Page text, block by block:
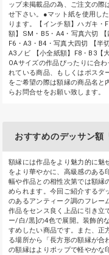
ップ未掲載品の為、ご注文の
せ下さい。●マット紙を使用し
ります。【インチ額】ハガキ
額】SM・B5・A4・写真六切 【
F6・A3・B4・写真大四切 【半
A3ノビ 【小全紙額】F8・B3【
OAサイズの作品ぴったりに合
れている商品、もしくはポスタ
をご希望の際は額縁の商品名と
らお問合せをお願い致します。
おすすめのデッサン額
額縁には作品をより魅力的に魅
をより華やかに、高級感のある
幅や作品との相性次第では額縁
められます。今回ご紹介するデ
のあるアンティーク調のフレー
作品をセンス良く上品に引き立
ー/白/黒]の4色で展開。装飾的
すめしたい商品です。また、正
る場所から「長方形の額縁が
の額縁はよりポップで軽やかな